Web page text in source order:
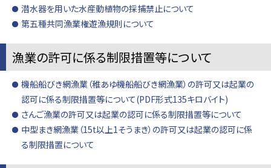
潜水器を用いた水産動植物の採捕禁止について
第五種共同漁業権遊漁規則について
漁業の許可に係る制限措置等について
機船船びき網漁業（稚あゆ機船船びき網漁業）の許可又は起業の
認可に係る制限措置等について(PDF形式135キロバイト)
さんご漁業の許可又は起業の認可に係る制限措置等について
中型まき網漁業（15t以上1そうまき）の許可又は起業の認可に係
る制限措置について